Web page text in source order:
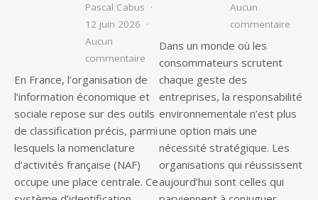
Pascal Cabus
12 juin 2026
Aucun
commentaire sur Qu’est-ce que le code de
En France, l’organisation de
l’information économique et
sociale repose sur des outils
de classification précis, parmi
lesquels la nomenclature
d’activités française (NAF)
occupe une place centrale. Ce
Aucun
commentaire
Dans un monde où les
consommateurs scrutent
chaque geste des
entreprises, la responsabilité
environnementale n’est plus
une option mais une
nécessité stratégique. Les
organisations qui réussissent
aujourd’hui sont celles qui